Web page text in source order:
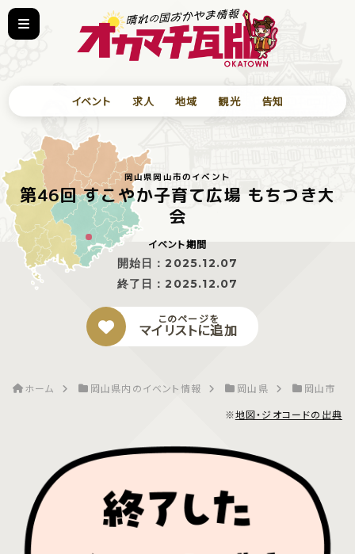
イベント 求人 地域 観光 告知
岡山県岡山市のイベント
第46回 すこやか子育て広場 もちつき大
会
イベント期間
開始日：2025.12.07
終了日：2025.12.07
このページを
マイリストに追加
ホーム 岡山県内のイベント情報 岡山県
岡山市
※地図・ジオコードの出典